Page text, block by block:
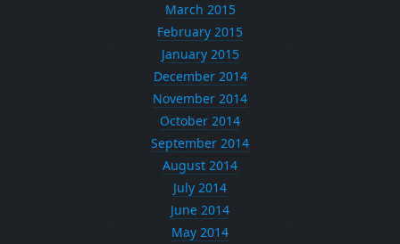
March 2015
February 2015
January 2015
December 2014
November 2014
October 2014
September 2014
August 2014
July 2014
June 2014
May 2014